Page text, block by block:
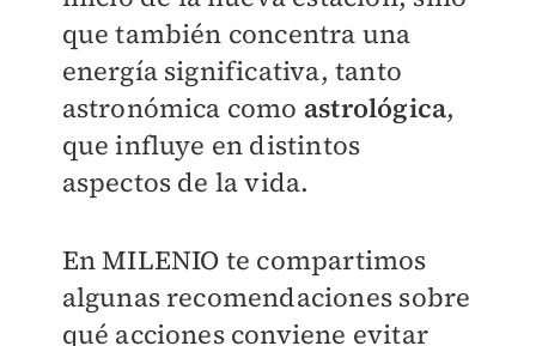
que también concentra una
energía significativa, tanto
astronómica como astrológica,
que influye en distintos
aspectos de la vida.
EnMILENIO te compartimos
algunas recomendaciones sobre
qué acciones conviene evitar